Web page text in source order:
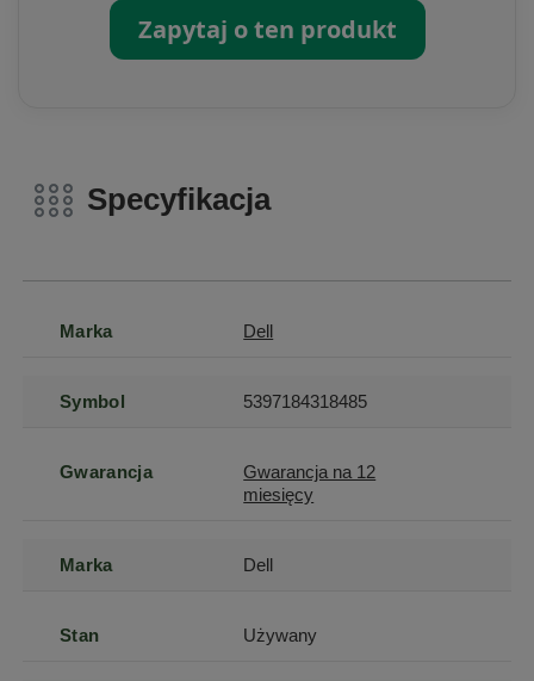
Zapytaj o ten produkt
Specyfikacja
Marka Dell
Symbol 5397184318485
Gwarancja
Gwarancja na 12
miesięcy
Marka Dell
Stan Używany